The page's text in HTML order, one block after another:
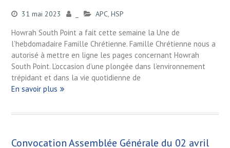
31 mai 2023 APC, HSP
Howrah South Point a fait cette semaine la Une de
l’hebdomadaire Famille Chrétienne. Famille Chrétienne nous a
autorisé à mettre en ligne les pages concernant Howrah
South Point. L’occasion d’une plongée dans l’environnement
trépidant et dans la vie quotidienne de
En savoir plus
Convocation Assemblée Générale du 02 avril